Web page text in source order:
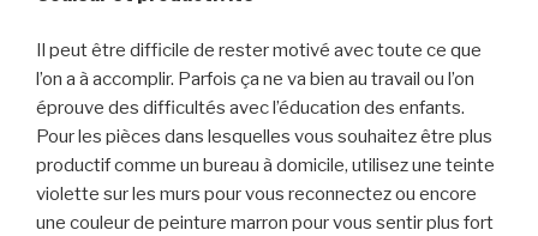
Il peut être difficile de rester motivé avec toute ce que
l’on a à accomplir. Parfois ça ne va bien au travail ou l’on
éprouve des difficultés avec l’éducation des enfants.
Pour les pièces dans lesquelles vous souhaitez être plus
productif comme un bureau à domicile, utilisez une teinte
violette sur les murs pour vous reconnectez ou encore
une couleur de peinture marron pour vous sentir plus fort